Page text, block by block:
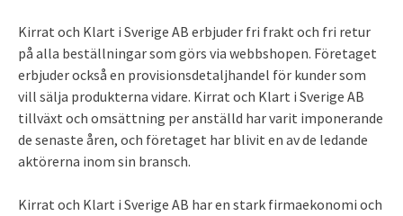
Kirrat och Klart i Sverige AB erbjuder fri frakt och fri retur
på alla beställningar som görs via webbshopen. Företaget
erbjuder också en provisionsdetaljhandel för kunder som
vill sälja produkterna vidare. Kirrat och Klart i Sverige AB
tillväxt och omsättning per anställd har varit imponerande
de senaste åren, och företaget har blivit en av de ledande
aktörerna inom sin bransch.
Kirrat och Klart i Sverige AB har en stark firmaekonomi och